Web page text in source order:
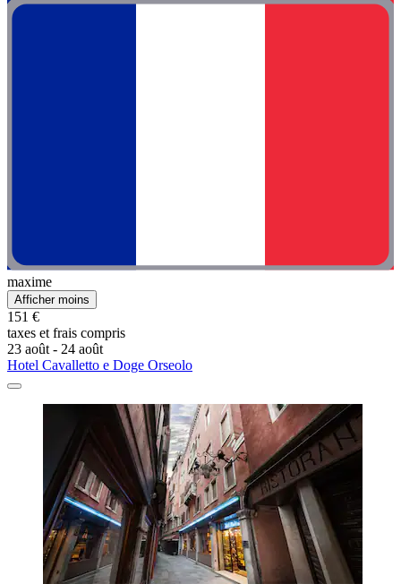
maxime
Afficher moins
151 €
taxes et frais compris
23 août - 24 août
Hotel Cavalletto e Doge Orseolo